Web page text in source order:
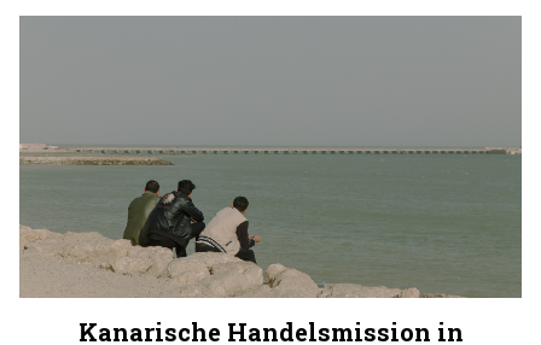
Kanarische Handelsmission in